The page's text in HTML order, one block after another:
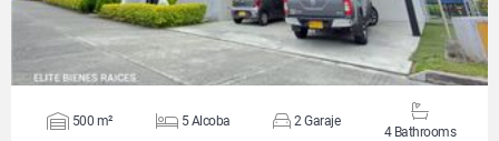
500 m² 5 Alcoba 2 Garaje
4 Bathrooms